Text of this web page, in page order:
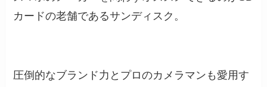
カードの老舗であるサンディスク。
圧倒的なブランド力とプロのカメラマンも愛用す